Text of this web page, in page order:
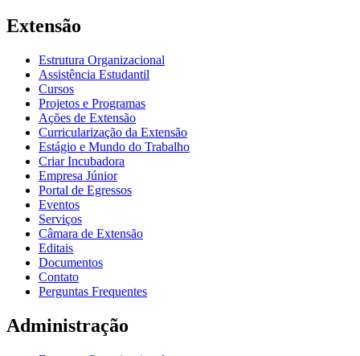
Extensão
Estrutura Organizacional
Assistência Estudantil
Cursos
Projetos e Programas
Ações de Extensão
Curricularização da Extensão
Estágio e Mundo do Trabalho
Criar Incubadora
Empresa Júnior
Portal de Egressos
Eventos
Serviços
Câmara de Extensão
Editais
Documentos
Contato
Perguntas Frequentes
Administração